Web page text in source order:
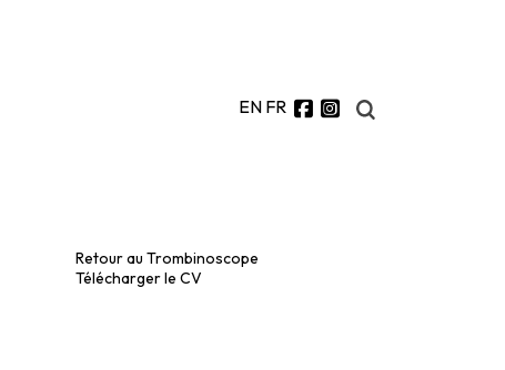
EN FR
Retour au Trombinoscope
Télécharger le CV